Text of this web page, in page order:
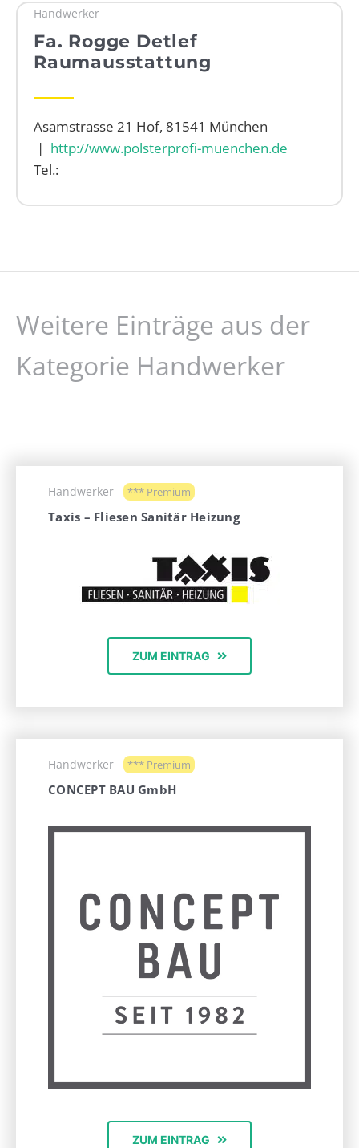
Handwerker
Fa. Rogge Detlef
Raumausstattung
Asamstrasse 21 Hof, 81541 München
| http://www.polsterprofi-muenchen.de
Tel.:
Weitere Einträge aus der
Kategorie Handwerker
Handwerker *** Premium
Taxis – Fliesen Sanitär Heizung
ZUM EINTRAG
Handwerker *** Premium
CONCEPT BAU GmbH
ZUM EINTRAG